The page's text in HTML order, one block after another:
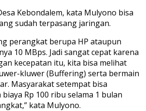
Kebondalem, kata Mulyono bisa
sudah terpasang jaringan.
perangkat berupa HP ataupun
10 MBps. Jadi sangat cepat karena
kecepatan itu, kita bisa melihat
kluwer (Buffering) serta bermain
Masyarakat setempat bisa
Rp 100 ribu selama 1 bulan
kata Mulyono.